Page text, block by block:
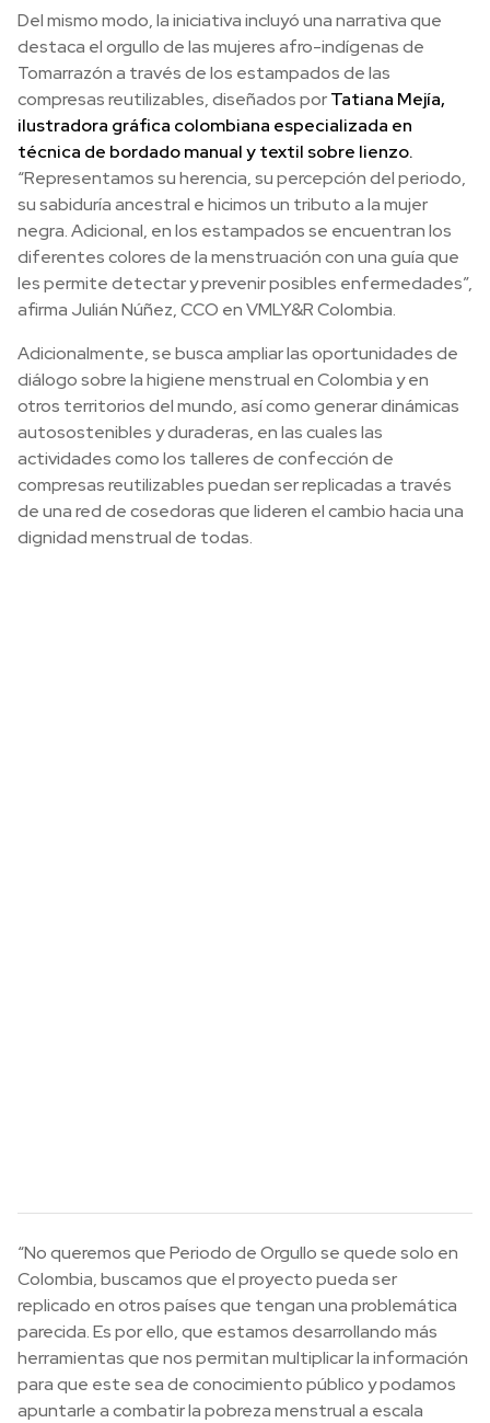
Del mismo modo, la iniciativa incluyó una narrativa que
destaca el orgullo de las mujeres afro-indígenas de
Tomarrazón a través de los estampados de las
compresas reutilizables, diseñados porTatiana Mejía,
ilustradora gráfica colombiana especializada en
técnica de bordado manual y textil sobre lienzo.
“Representamos su herencia, su percepción del periodo,
su sabiduría ancestral e hicimos un tributo a la mujer
negra. Adicional, en los estampados se encuentran los
diferentes colores de la menstruación con una guía que
les permite detectar y prevenir posibles enfermedades”,
afirma Julián Núñez, CCO en VMLY&R Colombia.
Adicionalmente, se busca ampliar las oportunidades de
diálogo sobre la higiene menstrual en Colombia y en
otros territorios del mundo, así como generar dinámicas
autosostenibles y duraderas, en las cuales las
actividades como los talleres de confección de
compresas reutilizables puedan ser replicadas a través
de una red de cosedoras que lideren el cambio hacia una
dignidad menstrual de todas.
“No queremos que Periodo de Orgullo se quede solo en
Colombia, buscamos que el proyecto pueda ser
replicado en otros países que tengan una problemática
parecida. Es por ello, que estamos desarrollando más
herramientas que nos permitan multiplicar la información
para que este sea de conocimiento público y podamos
apuntarle a combatir la pobreza menstrual a escala